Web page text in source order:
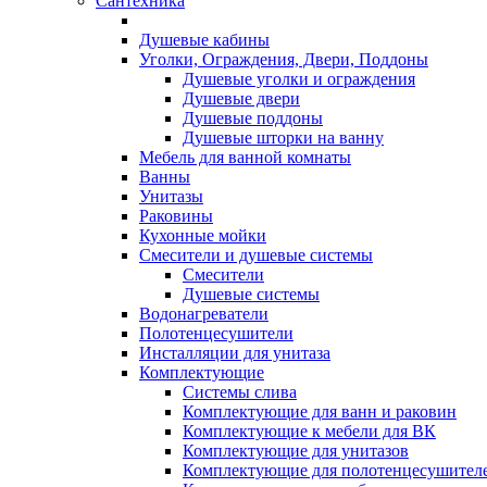
Душевые кабины
Уголки, Ограждения, Двери, Поддоны
Душевые уголки и ограждения
Душевые двери
Душевые поддоны
Душевые шторки на ванну
Мебель для ванной комнаты
Ванны
Унитазы
Раковины
Кухонные мойки
Смесители и душевые системы
Смесители
Душевые системы
Водонагреватели
Полотенцесушители
Инсталляции для унитаза
Комплектующие
Системы слива
Комплектующие для ванн и раковин
Комплектующие к мебели для ВК
Комплектующие для унитазов
Комплектующие для